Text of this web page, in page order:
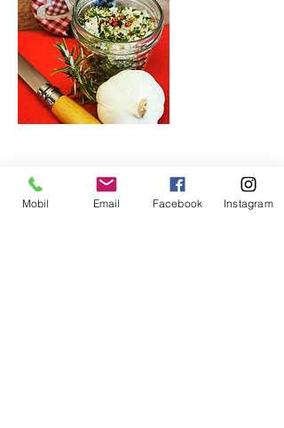
Bevorstehende Sessions
Mobil Email Facebook Instagram